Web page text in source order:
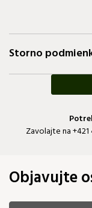
Storno
Zavolajte na+421
Objavujte